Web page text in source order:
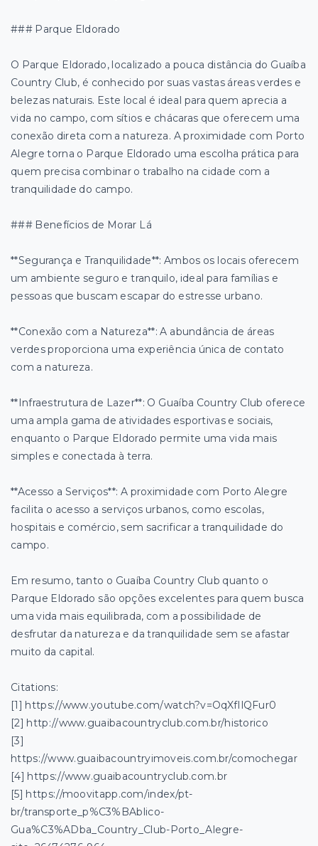
### Parque Eldorado
O Parque Eldorado, localizado a pouca distância do Guaíba
Country Club, é conhecido por suas vastas áreas verdes e
belezas naturais. Este local é ideal para quem aprecia a
vida no campo, com sítios e chácaras que oferecem uma
conexão direta com a natureza. A proximidade com Porto
Alegre torna o Parque Eldorado uma escolha prática para
quem precisa combinar o trabalho na cidade com a
tranquilidade do campo.
### Benefícios de Morar Lá
**Segurança e Tranquilidade**: Ambos os locais oferecem
um ambiente seguro e tranquilo, ideal para famílias e
pessoas que buscam escapar do estresse urbano.
**Conexão com a Natureza**: A abundância de áreas
verdes proporciona uma experiência única de contato
com a natureza.
**Infraestrutura de Lazer**: O Guaíba Country Club oferece
uma ampla gama de atividades esportivas e sociais,
enquanto o Parque Eldorado permite uma vida mais
simples e conectada à terra.
**Acesso a Serviços**: A proximidade com Porto Alegre
facilita o acesso a serviços urbanos, como escolas,
hospitais e comércio, sem sacrificar a tranquilidade do
campo.
Em resumo, tanto o Guaíba Country Club quanto o
Parque Eldorado são opções excelentes para quem busca
uma vida mais equilibrada, com a possibilidade de
desfrutar da natureza e da tranquilidade sem se afastar
muito da capital.
Citations:
[1] https://www.youtube.com/watch?v=OqXfIlQFur0
[2] http://www.guaibacountryclub.com.br/historico
[3]
https://www.guaibacountryimoveis.com.br/comochegar
[4] https://www.guaibacountryclub.com.br
[5] https://moovitapp.com/index/pt-
br/transporte_p%C3%BAblico-
Gua%C3%ADba_Country_Club-Porto_Alegre-